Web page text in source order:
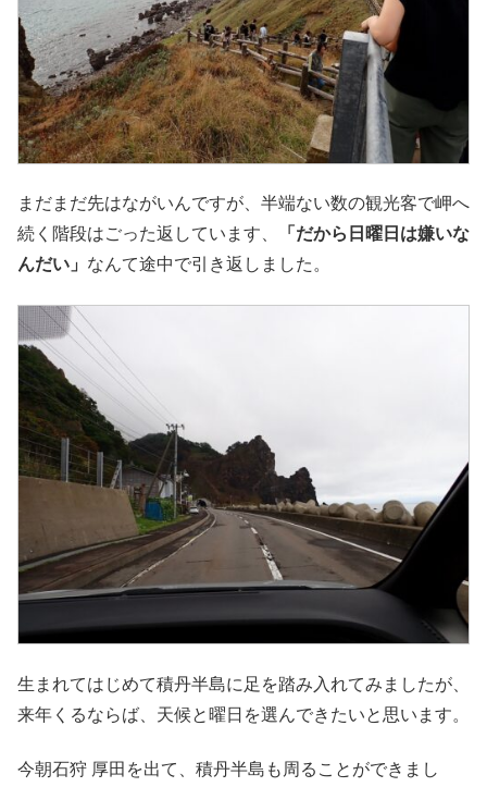
まだまだ先はながいんですが、半端ない数の観光客で岬へ
続く階段はごった返しています、
「だから日曜日は嫌いな
んだい」 なんて途中で引き返しました。
生まれてはじめて積丹半島に足を踏み入れてみましたが、
来年くるならば、天候と曜日を選んできたいと思います。
今朝石狩 厚田を出て、積丹半島も周ることができまし